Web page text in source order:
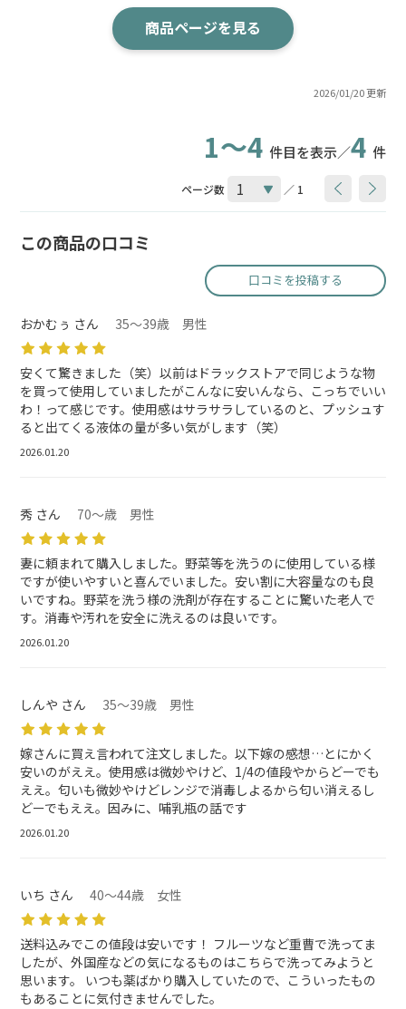
2026/01/20 更新
商品ページを見る
1～4 件目を表示／4 件
ページ数 ／ 1
この商品の口コミ
口コミを投稿する
おかむぅ さん 35～39歳 男性
安くて驚きました（笑）以前はドラックストアで同じような物
を買って使用していましたがこんなに安いんなら、こっちでいい
わ！って感じです。使用感はサラサラしているのと、プッシュす
ると出てくる液体の量が多い気がします（笑）
2026.01.20
秀 さん 70～歳 男性
妻に頼まれて購入しました。野菜等を洗うのに使用している様
ですが使いやすいと喜んでいました。安い割に大容量なのも良
いですね。野菜を洗う様の洗剤が存在することに驚いた老人で
す。消毒や汚れを安全に洗えるのは良いです。
2026.01.20
しんや さん 35～39歳 男性
嫁さんに買え言われて注文しました。以下嫁の感想…とにかく
安いのがええ。使用感は微妙やけど、1/4の値段やからどーでも
ええ。匂いも微妙やけどレンジで消毒しよるから匂い消えるし
どーでもええ。因みに、哺乳瓶の話です
2026.01.20
いち さん 40～44歳 女性
送料込みでこの値段は安いです！ フルーツなど重曹で洗ってま
したが、外国産などの気になるものはこちらで洗ってみようと
思います。 いつも薬ばかり購入していたので、こういったもの
もあることに気付きませんでした。